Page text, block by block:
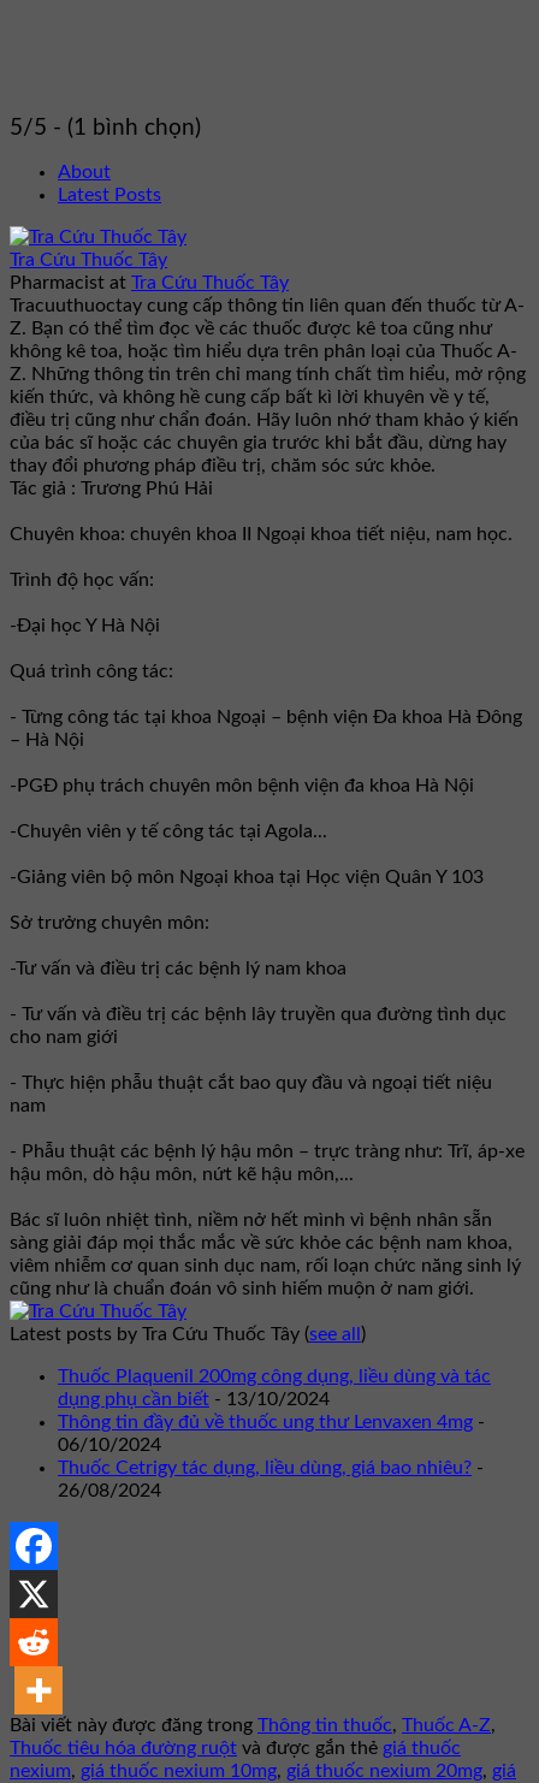
5/5 - (1 bình chọn)
About
Latest Posts
Tra Cứu Thuốc Tây
Pharmacist at Tra Cứu Thuốc Tây
Tracuuthuoctay cung cấp thông tin liên quan đến thuốc từ A-
Z. Bạn có thể tìm đọc về các thuốc được kê toa cũng như
không kê toa, hoặc tìm hiểu dựa trên phân loại của Thuốc A-
Z. Những thông tin trên chỉ mang tính chất tìm hiểu, mở rộng
kiến thức, và không hề cung cấp bất kì lời khuyên về y tế,
điều trị cũng như chẩn đoán. Hãy luôn nhớ tham khảo ý kiến
của bác sĩ hoặc các chuyên gia trước khi bắt đầu, dừng hay
thay đổi phương pháp điều trị, chăm sóc sức khỏe.
Tác giả : Trương Phú Hải
Chuyên khoa: chuyên khoa II Ngoại khoa tiết niệu, nam học.
Trình độ học vấn:
-Đại học Y Hà Nội
Quá trình công tác:
- Từng công tác tại khoa Ngoại – bệnh viện Đa khoa Hà Đông
– Hà Nội
-PGĐ phụ trách chuyên môn bệnh viện đa khoa Hà Nội
-Chuyên viên y tế công tác tại Agola...
-Giảng viên bộ môn Ngoại khoa tại Học viện Quân Y 103
Sở trưởng chuyên môn:
-Tư vấn và điều trị các bệnh lý nam khoa
- Tư vấn và điều trị các bệnh lây truyền qua đường tình dục
cho nam giới
- Thực hiện phẫu thuật cắt bao quy đầu và ngoại tiết niệu
nam
- Phẫu thuật các bệnh lý hậu môn – trực tràng như: Trĩ, áp-xe
hậu môn, dò hậu môn, nứt kẽ hậu môn,...
Bác sĩ luôn nhiệt tình, niềm nở hết mình vì bệnh nhân sẵn
sàng giải đáp mọi thắc mắc về sức khỏe các bệnh nam khoa,
viêm nhiễm cơ quan sinh dục nam, rối loạn chức năng sinh lý
cũng như là chuẩn đoán vô sinh hiếm muộn ở nam giới.
Latest posts by Tra Cứu Thuốc Tây (see all )
Thuốc Plaquenil 200mg công dụng, liều dùng và tác
dụng phụ cần biết - 13/10/2024
Thông tin đầy đủ về thuốc ung thư Lenvaxen 4mg -
06/10/2024
Thuốc Cetrigy tác dụng, liều dùng, giá bao nhiêu? -
26/08/2024
Bài viết này được đăng trong Thông tin thuốc, Thuốc A-Z,
Thuốc tiêu hóa đường ruột và được gắn thẻ giá thuốc
nexium, giá thuốc nexium 10mg, giá thuốc nexium 20mg, giá